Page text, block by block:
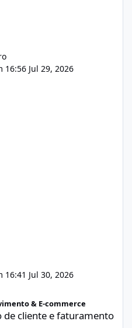
16:56 Jul 29, 2026
16:41 Jul 30, 2026
& E-commerce
de cliente e faturamento